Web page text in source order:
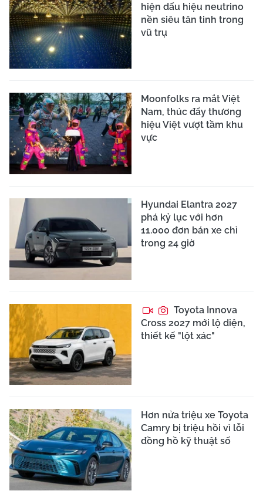
hiện dấu hiệu neutrino
nền siêu tân tinh trong
vũ trụ
Moonfolks ra mắt Việt
Nam, thúc đẩy thương
hiệu Việt vượt tầm khu
vực
Hyundai Elantra 2027
phá kỷ lục với hơn
11.000 đơn bán xe chỉ
trong 24 giờ
Toyota Innova
Cross 2027 mới lộ diện,
thiết kế "lột xác"
Hơn nửa triệu xe Toyota
Camry bị triệu hồi vì lỗi
đồng hồ kỹ thuật số